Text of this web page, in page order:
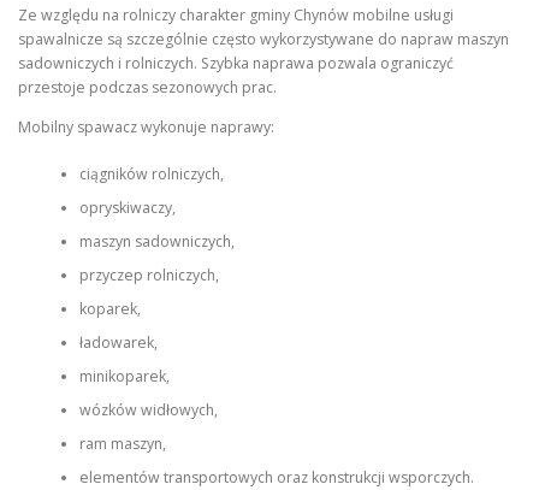
Ze względu na rolniczy charakter gminy Chynów mobilne usługi
spawalnicze są szczególnie często wykorzystywane do napraw maszyn
sadowniczych i rolniczych. Szybka naprawa pozwala ograniczyć
przestoje podczas sezonowych prac.
Mobilny spawacz wykonuje naprawy:
ciągników rolniczych,
opryskiwaczy,
maszyn sadowniczych,
przyczep rolniczych,
koparek,
ładowarek,
minikoparek,
wózków widłowych,
ram maszyn,
elementów transportowych oraz konstrukcji wsporczych.